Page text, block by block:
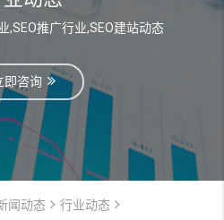
,SEO推广行业,SEO建站动态
即咨询
闻动态 行业动态